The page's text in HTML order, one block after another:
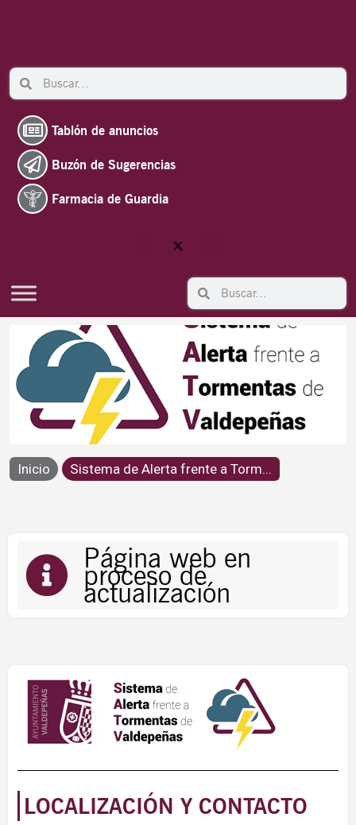
Search Search
Tablón de anuncios
Buzón de Sugerencias
Farmacia de Guardia
Search Search
Sistema de Alerta frente a
Tormentas de Valdepeñas
Inicio Sistema de Alerta frente a Torm...
Página web en
proceso de
actualización
LOCALIZACIÓN Y CONTACTO